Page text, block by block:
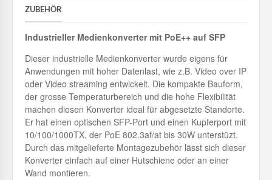
ZUBEHÖR
Industrieller Medienkonverter mit PoE++ auf SFP
Dieser industrielle Medienkonverter wurde eigens für
Anwendungen mit hoher Datenlast, wie z.B. Video over IP
oder Video streaming entwickelt. Die kompakte Bauform,
der grosse Temperaturbereich und die hohe Flexibilität
machen diesen Konverter ideal für abgesetzte Standorte.
Er hat einen optischen SFP-Port und einen Kupferport mit
10/100/1000TX, der PoE 802.3af/at bis 30W unterstüzt.
Durch das mitgelieferte Montagezubehör lässt sich dieser
Konverter einfach auf einer Hutschiene oder an einer
Wand montieren.